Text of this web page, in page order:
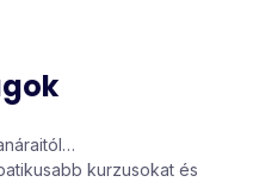
kurzusokat és